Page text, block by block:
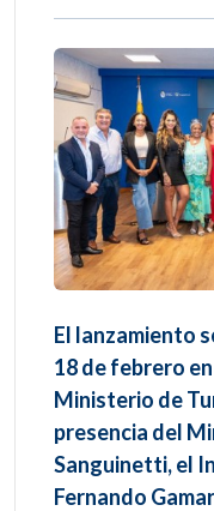
El lanzamiento
18 de febrero
Ministerio de
presencia del
Sanguinetti, el
Fernando